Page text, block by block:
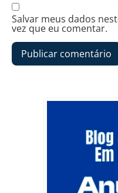
Salvar meus dados
vez que eu comentar.